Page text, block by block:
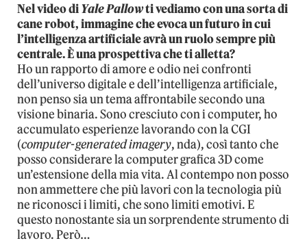
Nel video diYale Pallowti vediamo con una sorta di
cane robot, immagine che evoca un futuro in cui
l’intelligenza artificiale avrà un ruolo sempre più
centrale. È una prospettiva che ti alletta?
Ho un rapporto di amore e odio nei confronti
dell’universo digitale e dell’intelligenza artificiale,
non penso sia un tema affrontabile secondo una
visione binaria. Sono cresciuto con i computer, ho
accumulato esperienze lavorando con la CGI
(computer-generated imagery, nda), così tanto che
posso considerare la computer grafica 3D come
un’estensione della mia vita. Al contempo non posso
non ammettere che più lavori con la tecnologia più
ne riconosci i limiti, che sono limiti emotivi. E
questo nonostante sia un sorprendente strumento di
lavoro. Però…